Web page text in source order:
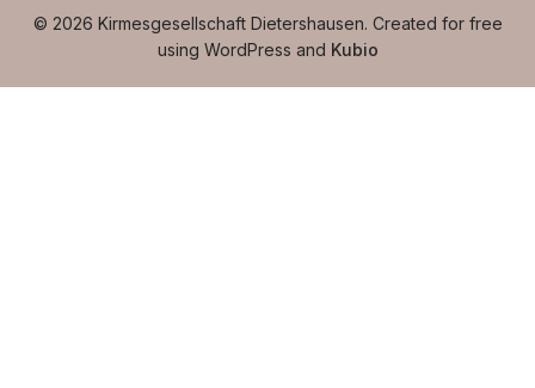
© 2026 Kirmesgesellschaft Dietershausen. Created for free
using WordPress and Kubio